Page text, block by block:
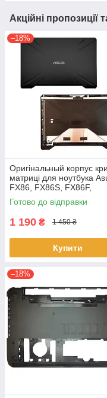
Акційні пропозиції
–18%
Оригінальный корпус
матриці для ноутбука
FX86, FX86S, FX86F,
FX86SF Series
Готово до відправки
1 190 ₴ 1 450 ₴
Купити
–18%